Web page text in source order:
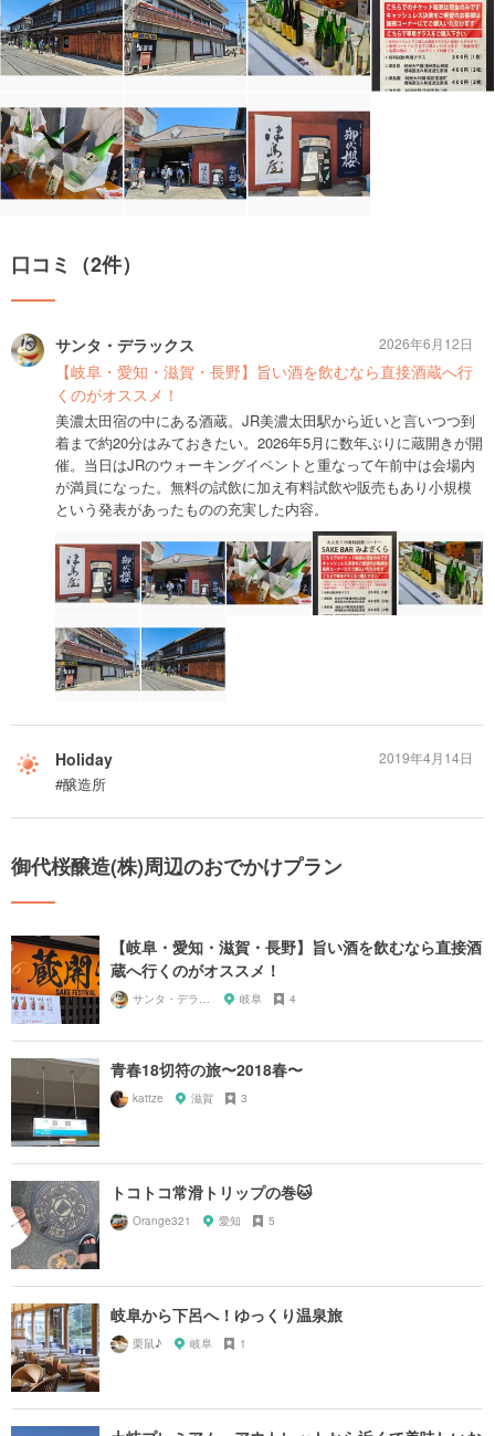
口コミ（2件）
サンタ・デラックス
【岐阜・愛知・滋賀・長野】旨い酒を飲むなら直接酒蔵へ行
くのがオススメ！
美濃太田宿の中にある酒蔵。JR美濃太田駅から近いと言いつつ到
着まで約20分はみておきたい。2026年5月に数年ぶりに蔵開きが開
催。当日はJRのウォーキングイベントと重なって午前中は会場内
が満員になった。無料の試飲に加え有料試飲や販売もあり小規模
という発表があったものの充実した内容。
2026年6月12日
Holiday
#醸造所
2019年4月14日
御代桜醸造(株)周辺のおでかけプラン
【岐阜・愛知・滋賀・長野】旨い酒を飲むなら直接酒
蔵へ行くのがオススメ！
サンタ・デラックス 岐阜 4
青春18切符の旅〜2018春〜
kattze 滋賀 3
トコトコ常滑トリップの巻🐱
Orange321 愛知 5
岐阜から下呂へ！ゆっくり温泉旅
栗鼠♪ 岐阜 1